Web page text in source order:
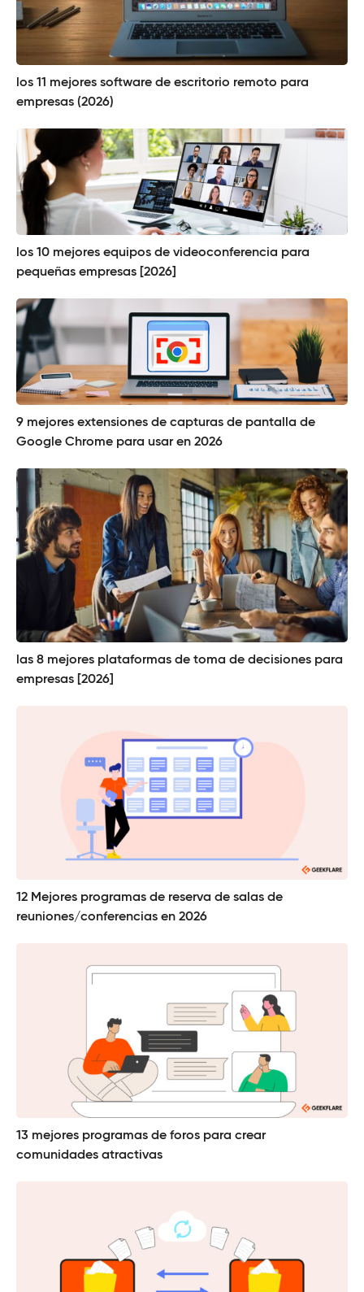
los 11 mejores software de escritorio remoto para
empresas (2026)
los 10 mejores equipos de videoconferencia para
pequeñas empresas [2026]
9 mejores extensiones de capturas de pantalla de
Google Chrome para usar en 2026
las 8 mejores plataformas de toma de decisiones para
empresas [2026]
12 Mejores programas de reserva de salas de
reuniones/conferencias en 2026
13 mejores programas de foros para crear
comunidades atractivas